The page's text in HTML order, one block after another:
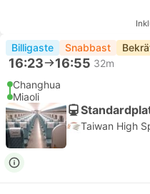
Billigaste Snabbast
16:23 16:55 32m
Changhua
Miaoli
Taiwan High